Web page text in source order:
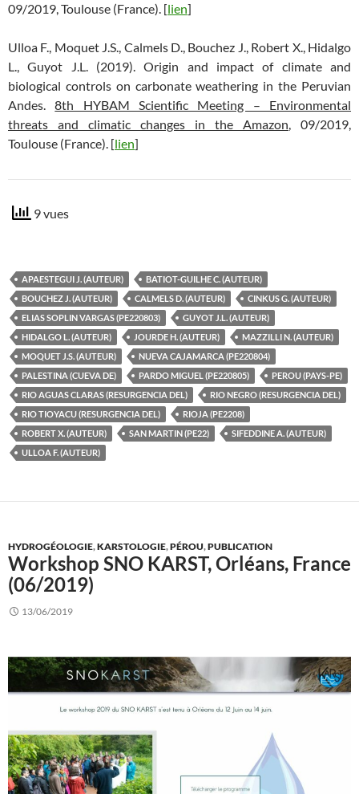
09/2019, Toulouse (France). [lien]
Ulloa F., Moquet J.S., Calmels D., Bouchez J., Robert X., Hidalgo
L., Guyot J.L. (2019). Origin and impact of climate and
biological controls on carbonate weathering in the Peruvian
Andes.8th HYBAM Scientific Meeting – Environmental
threats and climatic changes in the Amazon, 09/2019,
Toulouse (France). [lien]
9 vues
APAESTEGUI J. (AUTEUR)
BATIOT-GUILHE C. (AUTEUR)
BOUCHEZ J. (AUTEUR)
CALMELS D. (AUTEUR)
CINKUS G. (AUTEUR)
ELIAS SOPLIN VARGAS (PE220803)
GUYOT J.L. (AUTEUR)
HIDALGO L. (AUTEUR)
JOURDE H. (AUTEUR)
MAZZILLI N. (AUTEUR)
MOQUET J.S. (AUTEUR)
NUEVA CAJAMARCA (PE220804)
PALESTINA (CUEVA DE)
PARDO MIGUEL (PE220805)
PEROU (PAYS-PE)
RIO AGUAS CLARAS (RESURGENCIA DEL)
RIO NEGRO (RESURGENCIA DEL)
RIO TIOYACU (RESURGENCIA DEL)
RIOJA (PE2208)
ROBERT X. (AUTEUR)
SAN MARTIN (PE22)
SIFEDDINE A. (AUTEUR)
ULLOA F. (AUTEUR)
HYDROGÉOLOGIE,KARSTOLOGIE,PÉROU,PUBLICATION
Workshop SNO KARST, Orléans, France
(06/2019)
13/06/2019